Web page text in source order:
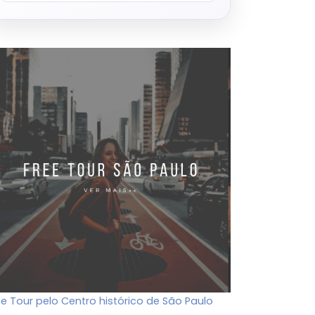
Tour pelo Centro histórico de São Paulo